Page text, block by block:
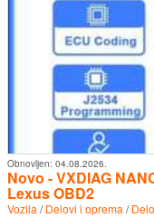
Obnovljen: 04.08.2026.
Novo - VXDIAG
Lexus OBD2
Vozila /Delovi i oprema /